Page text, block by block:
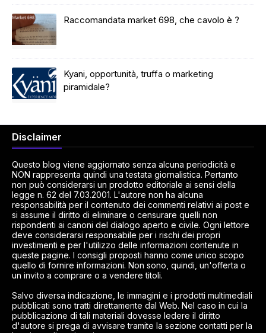
Raccomandata market 698, che cavolo è ?
Kyani, opportunità, truffa o marketing
piramidale?
Disclaimer
Questo blog viene aggiornato senza alcuna periodicità e
NON rappresenta quindi una testata giornalistica. Pertanto
non può considerarsi un prodotto editoriale ai sensi della
legge n. 62 del 7.03.2001. L'autore non ha alcuna
responsabilità per il contenuto dei commenti relativi ai post e
si assume il diritto di eliminare o censurare quelli non
rispondenti ai canoni del dialogo aperto e civile. Ogni lettore
deve considerarsi responsabile per i rischi dei propri
investimenti e per l'utilizzo delle informazioni contenute in
queste pagine. I consigli proposti hanno come unico scopo
quello di fornire informazioni. Non sono, quindi, un'offerta o
un invito a comprare o a vendere titoli.
Salvo diversa indicazione, le immagini e i prodotti multimediali
pubblicati sono tratti direttamente dal Web. Nel caso in cui la
pubblicazione di tali materiali dovesse ledere il diritto
d'autore si prega di avvisare tramite la sezione contatti per la